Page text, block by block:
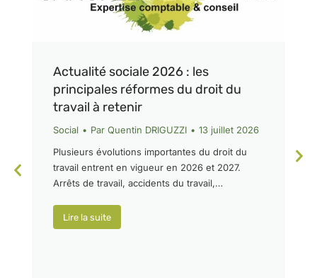
Actualité sociale 2026 : les
principales réformes du droit du
travail à retenir
Social Par Quentin DRIGUZZI
13 juillet 2026
Plusieurs évolutions importantes du droit du
travail entrent en vigueur en 2026 et 2027.
Arrêts de travail, accidents du travail,…
Lire la suite